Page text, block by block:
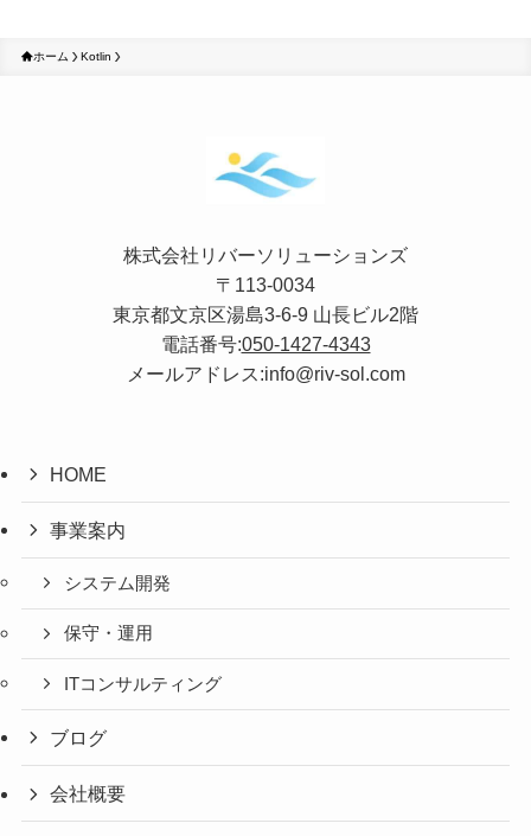
ホーム Kotlin
株式会社リバーソリューションズ
〒113-0034
東京都文京区湯島3-6-9 山長ビル2階
電話番号:050-1427-4343
メールアドレス:info@riv-sol.com
HOME
事業案内
システム開発
保守・運用
ITコンサルティング
ブログ
会社概要